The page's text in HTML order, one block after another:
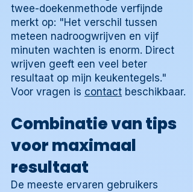
twee-doekenmethode verfijnde
merkt op: "Het verschil tussen
meteen nadroogwrijven en vijf
minuten wachten is enorm. Direct
wrijven geeft een veel beter
resultaat op mijn keukentegels."
Voor vragen is contact beschikbaar.
Combinatie van tips
voor maximaal
resultaat
De meeste ervaren gebruikers